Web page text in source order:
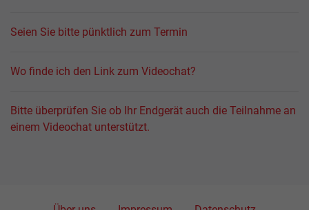
Seien Sie bitte pünktlich zum Termin
Wo finde ich den Link zum Videochat?
Bitte überprüfen Sie ob Ihr Endgerät auch die Teilnahme an
einem Videochat unterstützt.